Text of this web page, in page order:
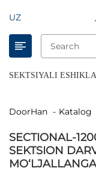
UZ
SEKTSIYALI
DoorHan Katalog
SECTIONAL-
SEKTSION